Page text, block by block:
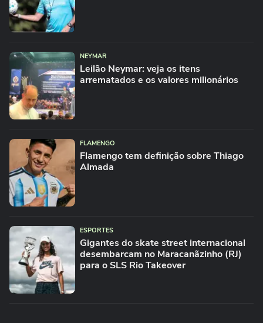
NEYMAR
Leilão Neymar: veja os itens
arrematados e os valores milionários
FLAMENGO
Flamengo tem definição sobre Thiago
Almada
ESPORTES
Gigantes do skate street internacional
desembarcam no Maracanãzinho (RJ)
para o SLS Rio Takeover